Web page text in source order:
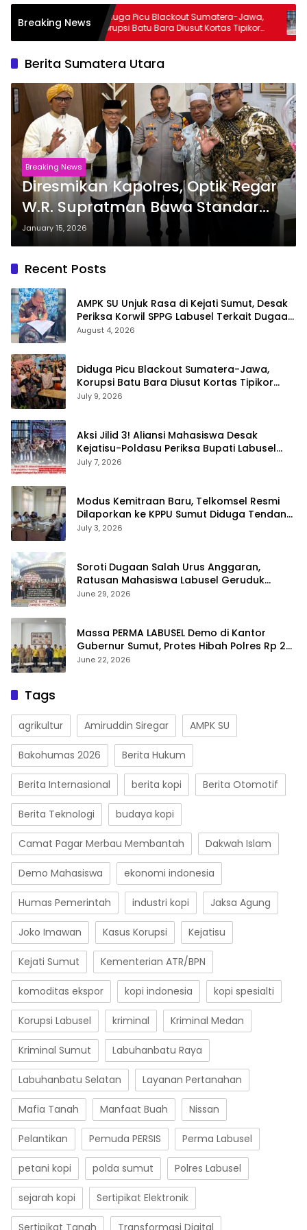
Breaking News
MBG
Diduga Picu Blackout Sumatera-Jawa,
Korupsi Batu Bara Diusut Kortas Tipikor
Didukung P3H
Berita Sumatera Utara
Breaking News
Diresmikan Kapolres, Optik Regar
W.R. Supratman Bawa Standar
Baru Layanan Mata Profesional
January 15, 2026
Recent Posts
AMPK SU Unjuk Rasa di Kejati Sumut, Desak
Periksa Korwil SPPG Labusel Terkait Dugaan
Bobroknya Dapur Program MBG
August 4, 2026
Diduga Picu Blackout Sumatera-Jawa,
Korupsi Batu Bara Diusut Kortas Tipikor
Didukung P3H
July 9, 2026
Aksi Jilid 3! Aliansi Mahasiswa Desak
Kejatisu-Poldasu Periksa Bupati Labusel
Terkait Dugaan Korupsi Rp36 M dan ‘Misteri’
July 7, 2026
Modus Kemitraan Baru, Telkomsel Resmi
Dilaporkan ke KPPU Sumut Diduga Tendang
Pengusaha Lokal!
July 3, 2026
Soroti Dugaan Salah Urus Anggaran,
Ratusan Mahasiswa Labusel Geruduk
Kantor Gubernur Sumut Desak Pengusutan
June 29, 2026
Massa PERMA LABUSEL Demo di Kantor
Gubernur Sumut, Protes Hibah Polres Rp 25
M-Desak Pilkades
June 22, 2026
Tags
agrikultur Amiruddin Siregar AMPK SU
Bakohumas 2026 Berita Hukum
Berita Internasional berita kopi Berita Otomotif
Berita Teknologi budaya kopi
Camat Pagar Merbau Membantah Dakwah Islam
Demo Mahasiswa ekonomi indonesia
Humas Pemerintah industri kopi Jaksa Agung
Joko Imawan Kasus Korupsi Kejatisu
Kejati Sumut Kementerian ATR/BPN
komoditas ekspor kopi indonesia kopi spesialti
Korupsi Labusel kriminal Kriminal Medan
Kriminal Sumut Labuhanbatu Raya
Labuhanbatu Selatan Layanan Pertanahan
Mafia Tanah Manfaat Buah Nissan
Pelantikan Pemuda PERSIS Perma Labusel
petani kopi polda sumut Polres Labusel
sejarah kopi Sertipikat Elektronik
Sertipikat Tanah Transformasi Digital